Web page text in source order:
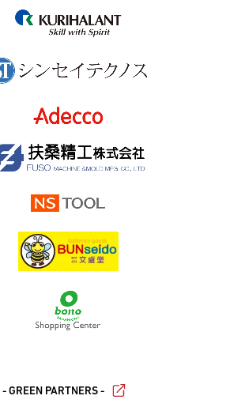
- GREEN PARTNERS -